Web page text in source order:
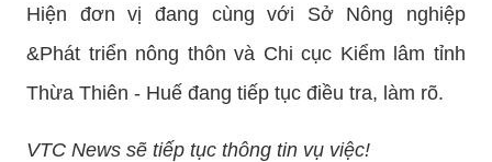
Hiện đơn vị đang cùng với Sở Nông nghiệp
&Phát triển nông thôn và Chi cục Kiểm lâm tỉnh
Thừa Thiên - Huế đang tiếp tục điều tra, làm rõ.
VTC News sẽ tiếp tục thông tin vụ việc!